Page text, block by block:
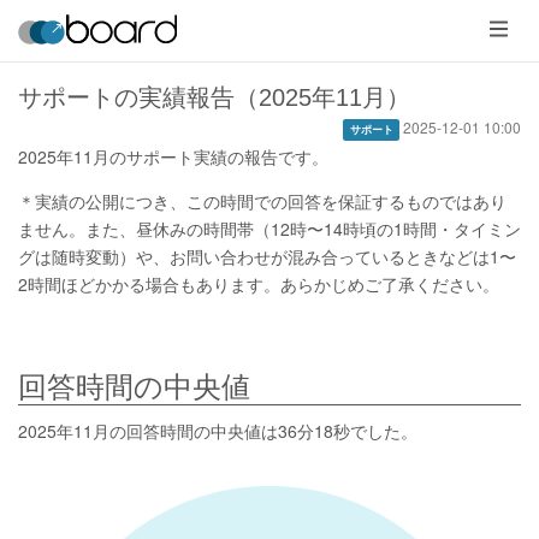
メ
ニ
ュ
ー
サポートの実績報告（2025年11月）
サポート 2025-12-01 10:00
2025年11月のサポート実績の報告です。
＊実績の公開につき、この時間での回答を保証するものではあり
ません。また、昼休みの時間帯（12時〜14時頃の1時間・タイミン
グは随時変動）や、お問い合わせが混み合っているときなどは1〜
2時間ほどかかる場合もあります。あらかじめご了承ください。
回答時間の中央値
2025年11月の回答時間の中央値は36分18秒でした。